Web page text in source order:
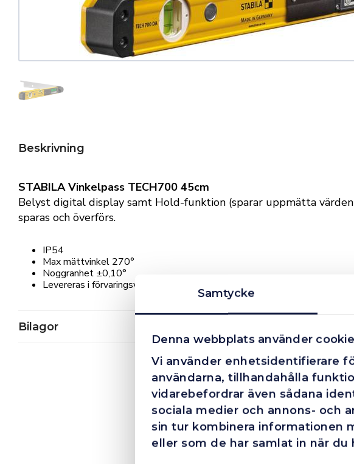
Samtycke
Denna webbplats använder
Vi använder enhetsidentifierare
användarna, tillhandahålla
vidarebefordrar även sådana
sociala medier och annons- och
sin tur kombinera informationen
eller som de har samlat in när du
Beskrivning
STABILA Vinkelpass TECH700 45cm
Belyst digital display samt Hold-funktion (sparar uppmätta
sparas och överförs.
IP54
Max mättvinkel 270°
Noggranhet ±0,10°
Levereras i förvaringsväska
Bilagor